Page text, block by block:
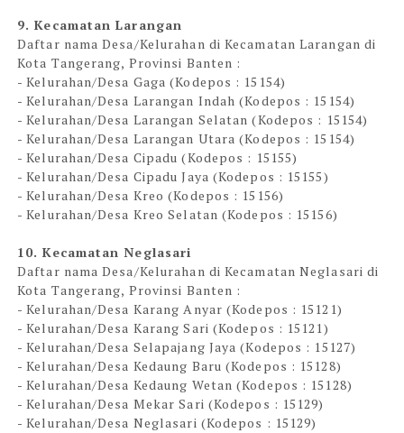
9. Kecamatan Larangan
Daftar nama Desa/Kelurahan di Kecamatan Larangan di
Kota Tangerang, Provinsi Banten :
- Kelurahan/Desa Gaga (Kodepos : 15154)
- Kelurahan/Desa Larangan Indah (Kodepos : 15154)
- Kelurahan/Desa Larangan Selatan (Kodepos : 15154)
- Kelurahan/Desa Larangan Utara (Kodepos : 15154)
- Kelurahan/Desa Cipadu (Kodepos : 15155)
- Kelurahan/Desa Cipadu Jaya (Kodepos : 15155)
- Kelurahan/Desa Kreo (Kodepos : 15156)
- Kelurahan/Desa Kreo Selatan (Kodepos : 15156)
10. Kecamatan Neglasari
Daftar nama Desa/Kelurahan di Kecamatan Neglasari di
Kota Tangerang, Provinsi Banten :
- Kelurahan/Desa Karang Anyar (Kodepos : 15121)
- Kelurahan/Desa Karang Sari (Kodepos : 15121)
- Kelurahan/Desa Selapajang Jaya (Kodepos : 15127)
- Kelurahan/Desa Kedaung Baru (Kodepos : 15128)
- Kelurahan/Desa Kedaung Wetan (Kodepos : 15128)
- Kelurahan/Desa Mekar Sari (Kodepos : 15129)
- Kelurahan/Desa Neglasari (Kodepos : 15129)